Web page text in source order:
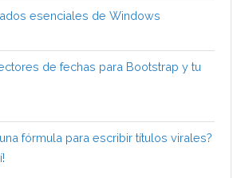
esenciales de Windows
de fechas para Bootstrap y tu
fórmula para escribir títulos virales?